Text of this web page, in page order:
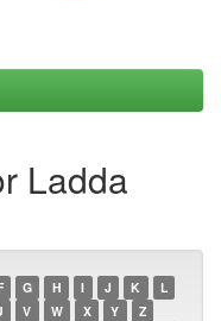
Ladda
G H I J K
L
V W X Y Z